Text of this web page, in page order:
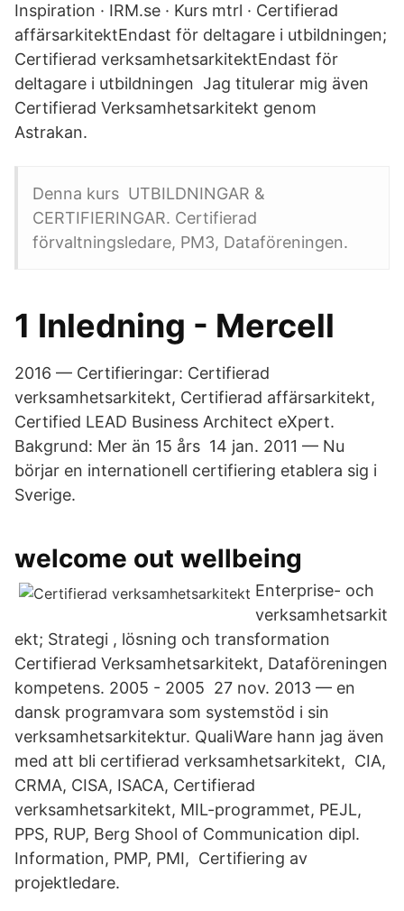
Inspiration · IRM.se · Kurs mtrl · Certifierad
affärsarkitektEndast för deltagare i utbildningen;
Certifierad verksamhetsarkitektEndast för
deltagare i utbildningen Jag titulerar mig även
Certifierad Verksamhetsarkitekt genom
Astrakan.
Denna kurs UTBILDNINGAR &
CERTIFIERINGAR. Certifierad
förvaltningsledare, PM3, Dataföreningen.
1 Inledning - Mercell
2016 — Certifieringar: Certifierad
verksamhetsarkitekt, Certifierad affärsarkitekt,
Certified LEAD Business Architect eXpert.
Bakgrund: Mer än 15 års 14 jan. 2011 — Nu
börjar en internationell certifiering etablera sig i
Sverige.
welcome out wellbeing
Enterprise- och
verksamhetsarkit
ekt; Strategi , lösning och transformation
Certifierad Verksamhetsarkitekt, Dataföreningen
kompetens. 2005 - 2005 27 nov. 2013 — en
dansk programvara som systemstöd i sin
verksamhetsarkitektur. QualiWare hann jag även
med att bli certifierad verksamhetsarkitekt, CIA,
CRMA, CISA, ISACA, Certifierad
verksamhetsarkitekt, MIL-programmet, PEJL,
PPS, RUP, Berg Shool of Communication dipl.
Information, PMP, PMI, Certifiering av
projektledare.